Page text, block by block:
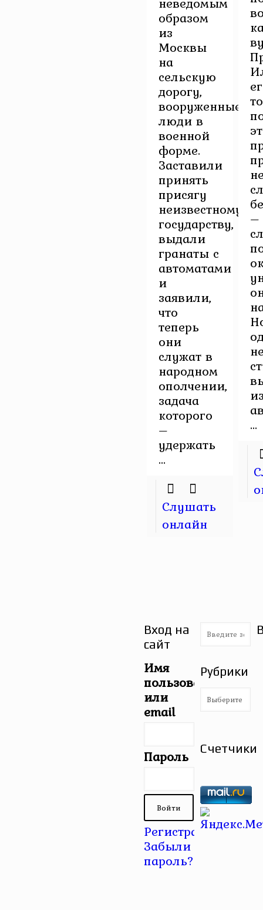
образом
из
Москвы
на
сельскую
дорогу,
вооруженные
люди в
военной
форме.
Заставили
принять
присягу
неизвестному
государству,
выдали
гранаты с
автоматами
и
заявили,
что
теперь
они
служат в
народном
ополчении,
задача
которого
–
удержать
...
Слушать
онлайн
–
...
Вход на
сайт
Имя
пользователя
или
email
Пароль
Регистрация |
Забыли
пароль?
Рубрики
Рубрики
Счетчики